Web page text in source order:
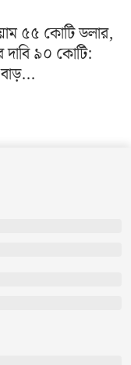
৫৫ কোটি ডলার,
দাবি ৯০ কোটি: